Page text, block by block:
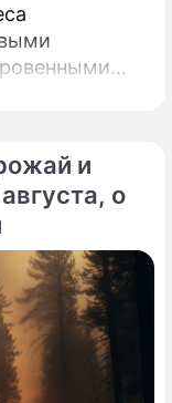
и его
вполне
и
о